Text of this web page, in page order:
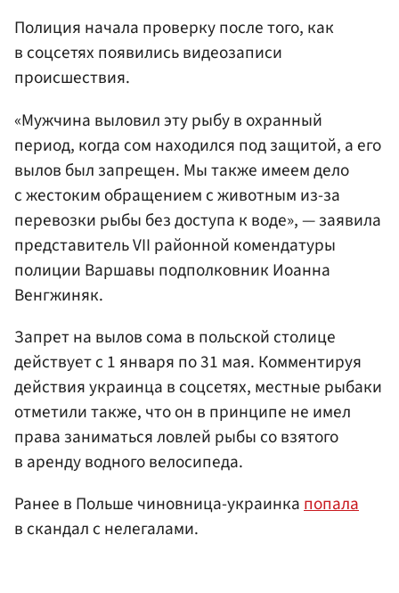
Полиция начала проверку после того, как
в соцсетях появились видеозаписи
происшествия.
«Мужчина выловил эту рыбу в охранный
период, когда сом находился под защитой, а его
вылов был запрещен. Мы также имеем дело
с жестоким обращением с животным из-за
перевозки рыбы без доступа к воде», — заявила
представитель VII районной комендатуры
полиции Варшавы подполковник Иоанна
Венгжиняк.
Запрет на вылов сома в польской столице
действует с 1 января по 31 мая. Комментируя
действия украинца в соцсетях, местные рыбаки
отметили также, что он в принципе не имел
права заниматься ловлей рыбы со взятого
в аренду водного велосипеда.
Ранее в Польше чиновница-украинкапопала
в скандал с нелегалами.